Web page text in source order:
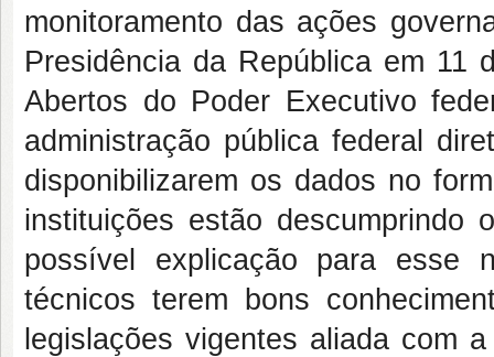
monitoramento das ações
Presidência da República em
Abertos do Poder Executivo
administração pública federal
disponibilizarem os dados no
instituições estão descumprindo
possível explicação para esse
técnicos terem bons
legislações vigentes aliada com